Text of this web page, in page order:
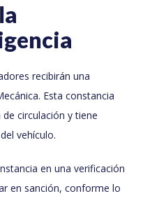
recibirán una
Esta constancia
circulación y tiene
vehículo.
en una verificación
en sanción, conforme lo